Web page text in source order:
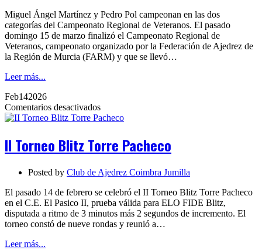
Miguel Ángel Martínez y Pedro Pol campeonan en las dos
categorías del Campeonato Regional de Veteranos. El pasado
domingo 15 de marzo finalizó el Campeonato Regional de
Veteranos, campeonato organizado por la Federación de Ajedrez de
la Región de Murcia (FARM) y que se llevó…
Leer más...
Feb142026
Comentarios desactivadosen
II
Torre
II Torneo Blitz Torre Pacheco
Posted by Club de Ajedrez Coimbra Jumilla
El pasado 14 de febrero se celebró el II Torneo Blitz Torre Pacheco
en el C.E. El Pasico II, prueba válida para ELO FIDE Blitz,
disputada a ritmo de 3 minutos más 2 segundos de incremento. El
torneo constó de nueve rondas y reunió a…
Leer más...